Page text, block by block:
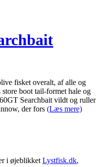
fisket overalt, af alle og
boot tail-formet hale og
Searchbait vildt og ruller
der fors (Læs mere)
i øjeblikket Lystfisk.dk,